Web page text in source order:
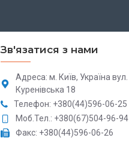
Зв'язатися з нами
Адреса: м. Київ, Україна вул.
Куренівська 18
Телефон: +380(44)596-06-25
Моб.Тел.: +380(67)504-96-94
Факс: +380(44)596-06-26